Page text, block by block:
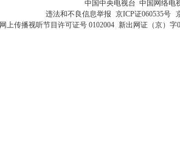
中国中央电视台 中国网络电
违法和不良信息举报 京ICP证060535号
网上传播视听节目许可证号 0102004 新出网证（京）